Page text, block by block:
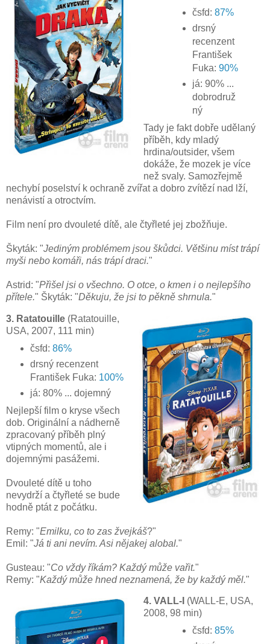
čsfd: 87%
drsný
recenzent
František
Fuka: 90%
já: 90% ...
dobrodruž
ný
Tady je fakt dobře udělaný
příběh, kdy mladý
hrdina/outsider, všem
dokáže, že mozek je více
než svaly. Samozřejmě
nechybí poselství k ochraně zvířat a dobro zvítězí nad lží,
nenávistí a otroctvím.
Film není pro dvouleté dítě, ale čtyřleté jej zbožňuje.
Škyták: "Jediným problémem jsou škůdci. Většinu míst trápí
myši nebo komáři, nás trápí draci."
Astrid: "Přišel jsi o všechno. O otce, o kmen i o nejlepšího
přítele." Škyták: "Děkuju, že jsi to pěkně shrnula."
3. Ratatouille (Ratatouille,
USA, 2007, 111 min)
čsfd: 86%
drsný recenzent
František Fuka: 100%
já: 80% ... dojemný
Nejlepší film o kryse všech
dob. Originální a nádherně
zpracovaný příběh plný
vtipných momentů, ale i
dojemnými pasážemi.
Dvouleté dítě u toho
nevydrží a čtyřleté se bude
hodně ptát z počátku.
Remy: "Emilku, co to zas žvejkáš?"
Emil: "Já ti ani nevím. Asi nějakej alobal."
Gusteau: "Co vždy říkám? Každý může vařit."
Remy: "Každý může hned neznamená, že by každý měl."
4. VALL-I (WALL-E, USA,
2008, 98 min)
čsfd: 85%